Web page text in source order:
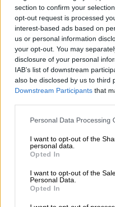
section to confirm your
opt-out request is processed
interest-based ads based on
us or personal information
your opt-out. You may
disclosure of your personal
IAB’s list of downstream
also be disclosed by us to third
Downstream Participants that
Personal Data Processing
I want to opt-out of the
personal data.
Opted In
I want to opt-out of the
Personal Data.
Opted In
Carles Ruiz: "La
innovación es la
afrontar los retos